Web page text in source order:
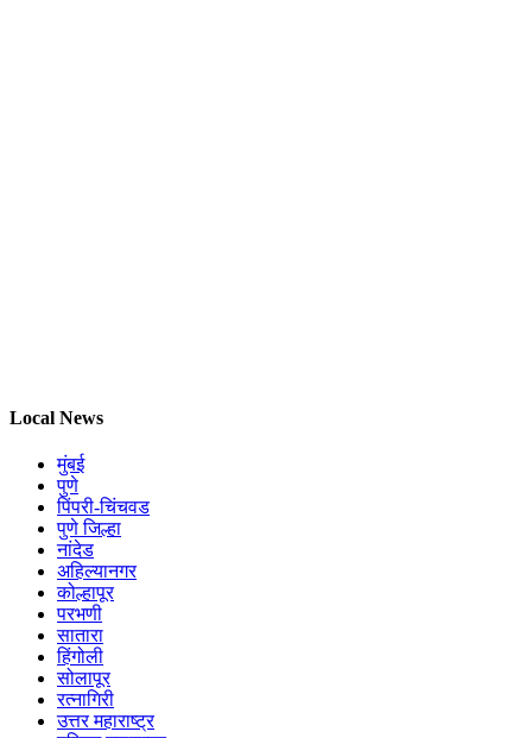
Local News
मुंबई
पुणे
पिंपरी-चिंचवड
पुणे जिल्हा
नांदेड
अहिल्यानगर
कोल्हापूर
परभणी
सातारा
हिंगोली
सोलापूर
रत्नागिरी
उत्तर महाराष्ट्र